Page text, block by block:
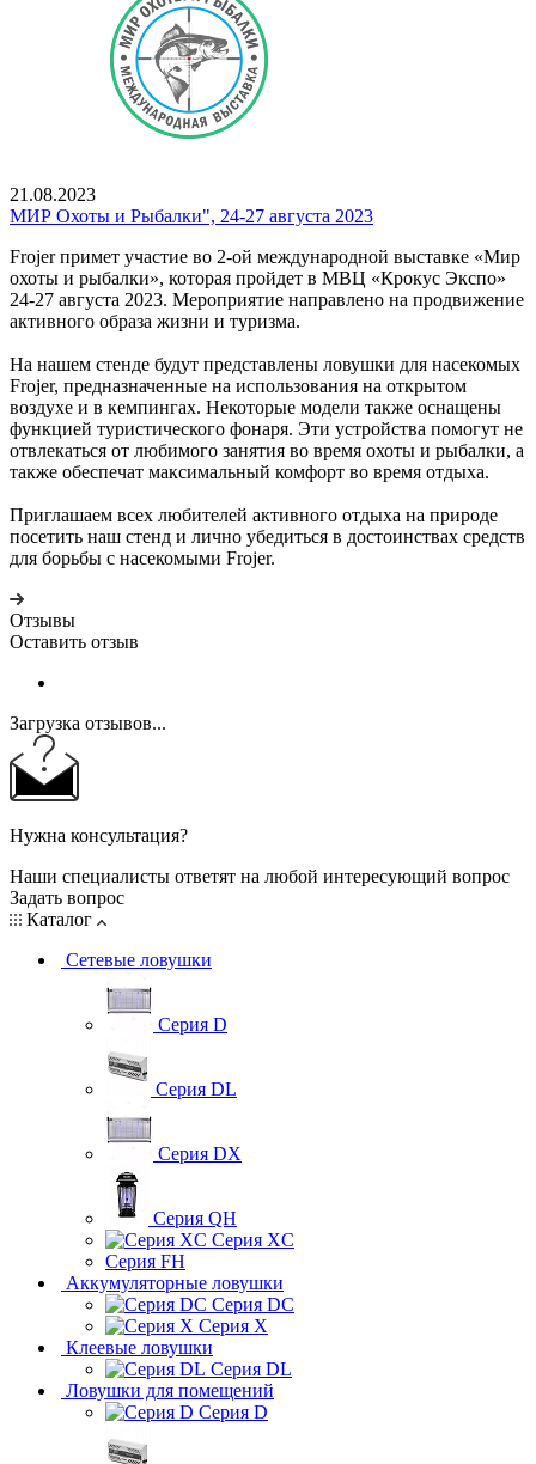
21.08.2023
МИР Охоты и Рыбалки", 24-27 августа 2023
Frojer примет участие во 2-ой международной выставке «Мир
охоты и рыбалки», которая пройдет в МВЦ «Крокус Экспо»
24-27 августа 2023. Мероприятие направлено на продвижение
активного образа жизни и туризма.
На нашем стенде будут представлены ловушки для насекомых
Frojer, предназначенные на использования на открытом
воздухе и в кемпингах. Некоторые модели также оснащены
функцией туристического фонаря. Эти устройства помогут не
отвлекаться от любимого занятия во время охоты и рыбалки, а
также обеспечат максимальный комфорт во время отдыха.
Приглашаем всех любителей активного отдыха на природе
посетить наш стенд и лично убедиться в достоинствах средств
для борьбы с насекомыми Frojer.
Отзывы
Оставить отзыв
Загрузка отзывов...
Нужна консультация?
Наши специалисты ответят на любой интересующий вопрос
Задать вопрос
Каталог
Сетевые ловушки
Серия D
Серия DL
Серия DX
Серия QH
Серия XC
Серия FH
Аккумуляторные ловушки
Серия DC
Серия X
Клеевые ловушки
Серия DL
Ловушки для помещений
Серия D